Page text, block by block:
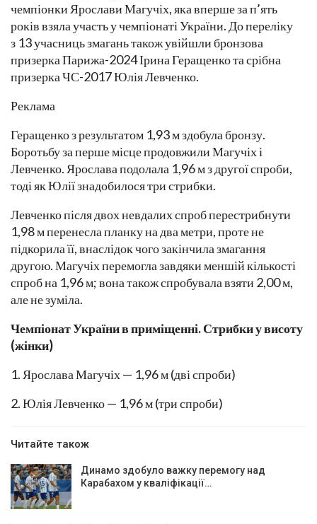
чемпіонки Ярослави Магучіх, яка вперше за п’ять
років взяла участь у чемпіонаті України. До переліку
з 13 учасниць змагань також увійшли бронзова
призерка Парижа-2024 Ірина Геращенко та срібна
призерка ЧС-2017 Юлія Левченко.
Реклама
Геращенко з результатом 1,93 м здобула бронзу.
Боротьбу за перше місце продовжили Магучіх і
Левченко. Ярослава подолала 1,96 м з другої спроби,
тоді як Юлії знадобилося три стрибки.
Левченко після двох невдалих спроб перестрибнути
1,98 м перенесла планку на два метри, проте не
підкорила її, внаслідок чого закінчила змагання
другою. Магучіх перемогла завдяки меншій кількості
спроб на 1,96 м; вона також спробувала взяти 2,00 м,
але не зуміла.
Чемпіонат України в приміщенні. Стрибки у висоту
(жінки)
1. Ярослава Магучіх — 1,96 м (дві спроби)
2. Юлія Левченко — 1,96 м (три спроби)
Читайте також
Динамо здобуло важку перемогу над
Карабахом у кваліфікації…